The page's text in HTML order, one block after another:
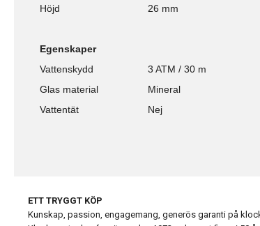
Höjd
26 mm
Egenskaper
Vattenskydd
3 ATM / 30 m
Glas material
Mineral
Vattentät
Nej
ETT TRYGGT KÖP
Kunskap, passion, engagemang, generös garanti på